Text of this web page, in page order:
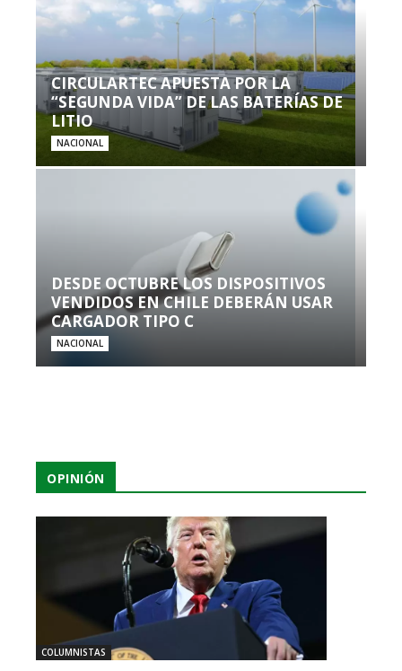
CIRCULARTEC APUESTA POR LA
“SEGUNDA VIDA” DE LAS BATERÍAS DE
LITIO
NACIONAL
DESDE OCTUBRE LOS DISPOSITIVOS
VENDIDOS EN CHILE DEBERÁN USAR
CARGADOR TIPO C
NACIONAL
OPINIÓN
COLUMNISTAS